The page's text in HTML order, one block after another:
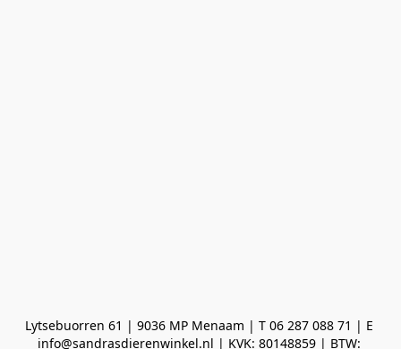
Lytsebuorren 61 | 9036 MP Menaam | T 06 287 088 71 | E
info@sandrasdierenwinkel.nl | KVK: 80148859 | BTW: